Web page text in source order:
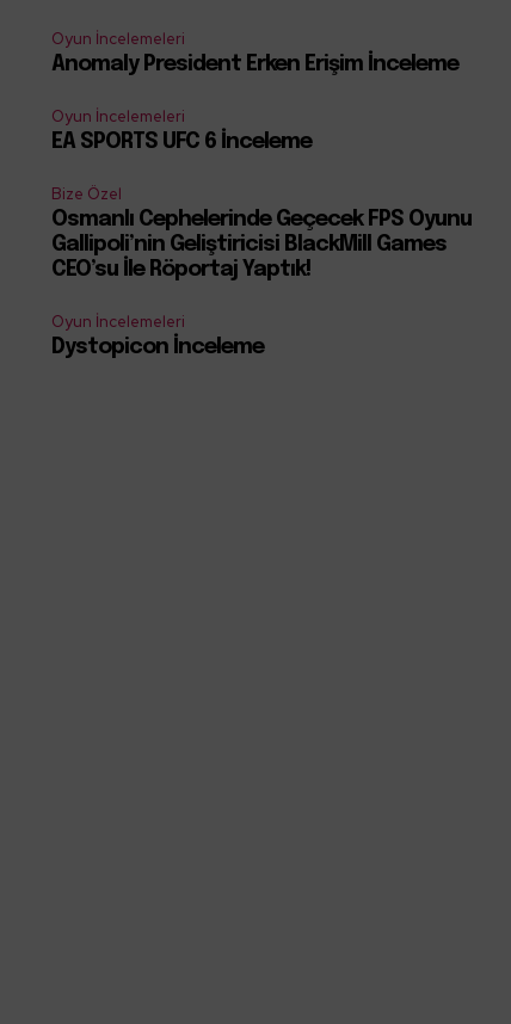
Oyun İncelemeleri
Anomaly President Erken Erişim İnceleme
Oyun İncelemeleri
EA SPORTS UFC 6 İnceleme
Bize Özel
Osmanlı Cephelerinde Geçecek FPS Oyunu
Gallipoli’nin Geliştiricisi BlackMill Games
CEO’su İle Röportaj Yaptık!
Oyun İncelemeleri
Dystopicon İnceleme